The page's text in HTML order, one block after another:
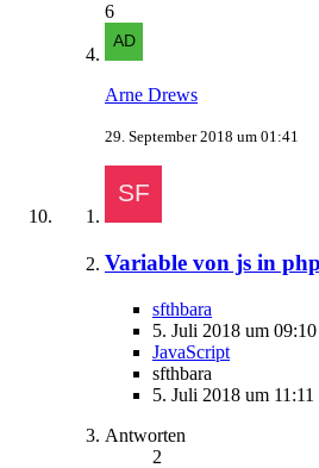
6
Arne Drews
29. September 2018 um 01:41
Variable von js in
sfthbara
5. Juli 2018 um 09:10
JavaScript
sfthbara
5. Juli 2018 um 11:11
Antworten
2